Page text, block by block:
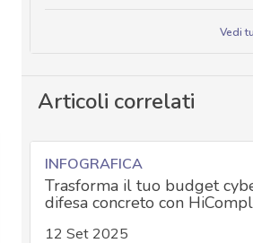
Vedi
Articoli correlati
INFOGRAFICA
Trasforma il tuo budget
difesa concreto con
12 Set 2025